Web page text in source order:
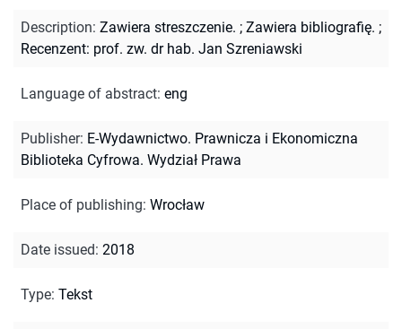
Description: Zawiera streszczenie. ; Zawiera bibliografię. ;
Recenzent: prof. zw. dr hab. Jan Szreniawski
Language of abstract: eng
Publisher: E-Wydawnictwo. Prawnicza i Ekonomiczna
Biblioteka Cyfrowa. Wydział Prawa
Place of publishing: Wrocław
Date issued: 2018
Type: Tekst